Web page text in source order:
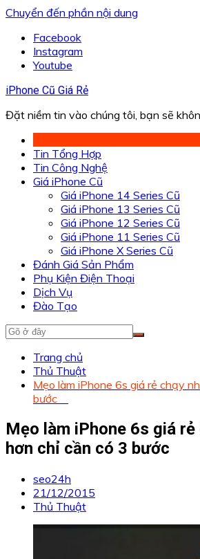
Chuyển đến phần nội dung
Facebook
Instagram
Youtube
iPhone Cũ Giá Rẻ
Đặt niềm tin vào chúng tôi, bạn sẽ
Tin Tổng Hợp
Tin Công Nghệ
Giá iPhone Cũ
Giá iPhone 14 Series Cũ
Giá iPhone 13 Series Cũ
Giá iPhone 12 Series Cũ
Giá iPhone 11 Series Cũ
Giá iPhone X Series Cũ
Đánh Giá Sản Phẩm
Phụ Kiện Điện Thoại
Dịch Vụ
Đào Tạo
Trang chủ
Thủ Thuật
Mẹo làm iPhone 6s giá rẻ chạy
bước
Mẹo làm iPhone 6s giá rẻ
hơn chỉ cần có 3 bước
seo24h
21/12/2015
Thủ Thuật